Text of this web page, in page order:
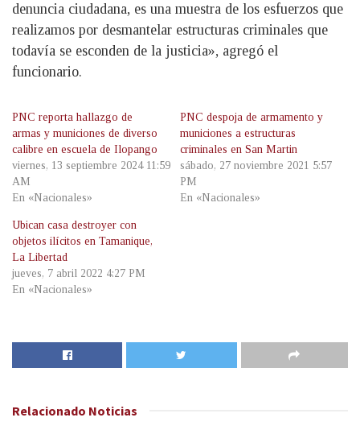
denuncia ciudadana, es una muestra de los esfuerzos que
realizamos por desmantelar estructuras criminales que
todavía se esconden de la justicia», agregó el
funcionario.
PNC reporta hallazgo de
armas y municiones de diverso
calibre en escuela de Ilopango
viernes, 13 septiembre 2024 11:59
AM
En «Nacionales»
PNC despoja de armamento y
municiones a estructuras
criminales en San Martin
sábado, 27 noviembre 2021 5:57
PM
En «Nacionales»
Ubican casa destroyer con
objetos ilícitos en Tamanique,
La Libertad
jueves, 7 abril 2022 4:27 PM
En «Nacionales»
Relacionado Noticias